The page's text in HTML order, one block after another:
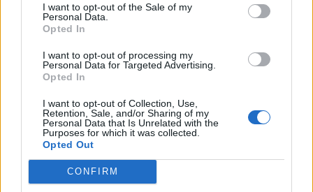
I want to opt-out of the Sale of my
Personal Data.
Opted In
I want to opt-out of processing my
Personal Data for Targeted Advertising.
Opted In
I want to opt-out of Collection, Use,
Retention, Sale, and/or Sharing of my
Personal Data that Is Unrelated with the
Purposes for which it was collected.
Opted Out
CONFIRM
szansy na wybranym przez siebie Nuke'u. Problem w
tym, że tam to nadal ekipa NEO dyktowała warunki,
niezmiennie napędzana przez fantastycznego Robina
"ropza" Koola. Owszem, FaZe grało w obronie, co było
sporym atutem, ale nie usprawiedliwia to faktu, iż G2
stać było jedynie na cztery odpowiedzi. Rezultat 4:8 dla
drużyny próbującej doprowadzić do trzeciej mapy
bynajmniej nie zachwycał. Dopiero po zmianie stron
Samuraje przypomnieli sobie, o co grają i nareszcie
zdecydowanie wzięli się do roboty! Było nawet blisko,
by to oni wygrali, ale FaZe dwukrotnie obroniło się